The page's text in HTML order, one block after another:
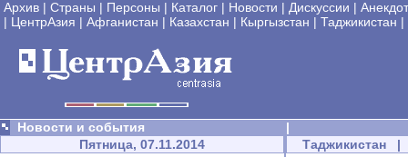
Архив | Страны | Персоны | Каталог | Новости | Дискуссии |
| ЦентрАзия | Афганистан | Казахстан | Кыргызстан | Таджикистан |
Новости и события
|
Пятница, 07.11.2014
Таджикистан |